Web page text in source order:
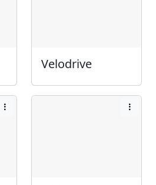
Velodrive